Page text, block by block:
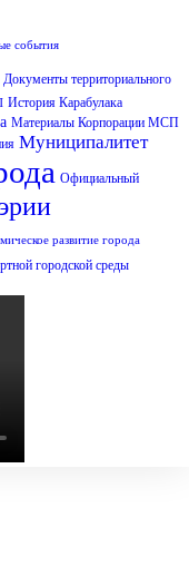
события
Документы территориального
История Карабулака
Материалы Корпорации МСП
Муниципалитет
Официальный
развитие города
городской среды